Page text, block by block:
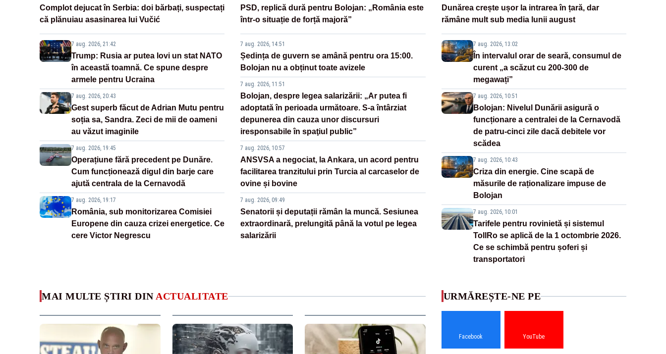
Complot dejucat în Serbia: doi bărbați, suspectați
că plănuiau asasinarea lui Vučić
7 aug. 2026, 21:42
Trump: Rusia ar putea lovi un stat NATO
în această toamnă. Ce spune despre
armele pentru Ucraina
7 aug. 2026, 20:43
Gest superb făcut de Adrian Mutu pentru
soția sa, Sandra. Zeci de mii de oameni
au văzut imaginile
7 aug. 2026, 19:45
Operațiune fără precedent pe Dunăre.
Cum funcționează digul din barje care
ajută centrala de la Cernavodă
7 aug. 2026, 19:17
România, sub monitorizarea Comisiei
Europene din cauza crizei energetice. Ce
cere Victor Negrescu
PSD, replică dură pentru Bolojan: „România este
într-o situație de forță majoră”
7 aug. 2026, 14:51
Ședința de guvern se amână pentru ora 15:00.
Bolojan nu a obținut toate avizele
7 aug. 2026, 11:51
Bolojan, despre legea salarizării: „Ar putea fi
adoptată în perioada următoare. S-a întârziat
depunerea din cauza unor discursuri
iresponsabile în spaţiul public”
7 aug. 2026, 10:57
ANSVSA a negociat, la Ankara, un acord pentru
facilitarea tranzitului prin Turcia al carcaselor de
ovine și bovine
7 aug. 2026, 09:49
Senatorii și deputații rămân la muncă. Sesiunea
extraordinară, prelungită până la votul pe legea
salarizării
Dunărea crește ușor la intrarea în țară, dar
rămâne mult sub media lunii august
7 aug. 2026, 13:02
În intervalul orar de seară, consumul de
curent „a scăzut cu 200-300 de
megawați”
7 aug. 2026, 10:51
Bolojan: Nivelul Dunării asigură o
funcționare a centralei de la Cernavodă
de patru-cinci zile dacă debitele vor
scădea
7 aug. 2026, 10:43
Criza din energie. Cine scapă de
măsurile de raționalizare impuse de
Bolojan
7 aug. 2026, 10:01
Tarifele pentru rovinietă și sistemul
TollRo se aplică de la 1 octombrie 2026.
Ce se schimbă pentru șoferi și
transportatori
MAI MULTE ȘTIRI DIN ACTUALITATE URMĂREȘTE-NE PE
Facebook YouTube